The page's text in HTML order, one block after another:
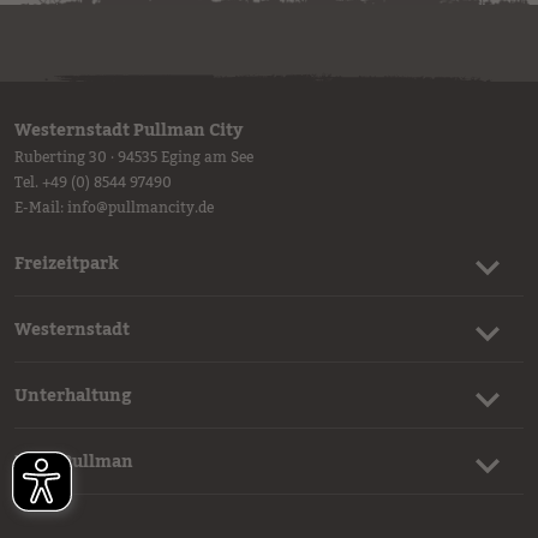
Management Platform
Westernstadt Pullman City
Ruberting 30 · 94535 Eging am See
Tel. +49 (0) 8544 97490
E-Mail:info@pullmancity.de
Freizeitpark
Westernstadt
Unterhaltung
Mehr Pullman